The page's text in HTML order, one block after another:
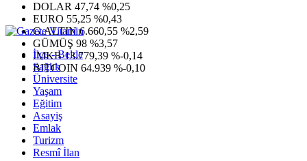
DOLAR 47,74 %0,25
EURO 55,25 %0,43
G.ALTIN6.660,55 %2,59
GÜMÜŞ 98 %3,57
IMKB13.779,39 %-0,14
BITCOIN 64.939 %-0,10
İlçe - Belde
Sağlık
Üniversite
Yaşam
Eğitim
Asayiş
Emlak
Turizm
Resmî İlan